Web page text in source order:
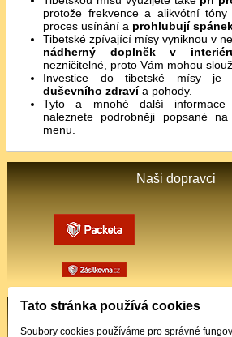
Naši dopravci
Podporované platby
protože frekvence a alikvótní
proces usínání a prohlubují
Tibetské zpívající mísy vyniknou v
nádherný doplněk v
nezničitelné, proto Vám mohou
Investice do tibetské mísy je
duševního zdravía pohody.
Tyto a mnohé další informace
naleznete podrobněji popsané
menu.
Tato stránka používá cookies
Soubory cookies používáme pro správné